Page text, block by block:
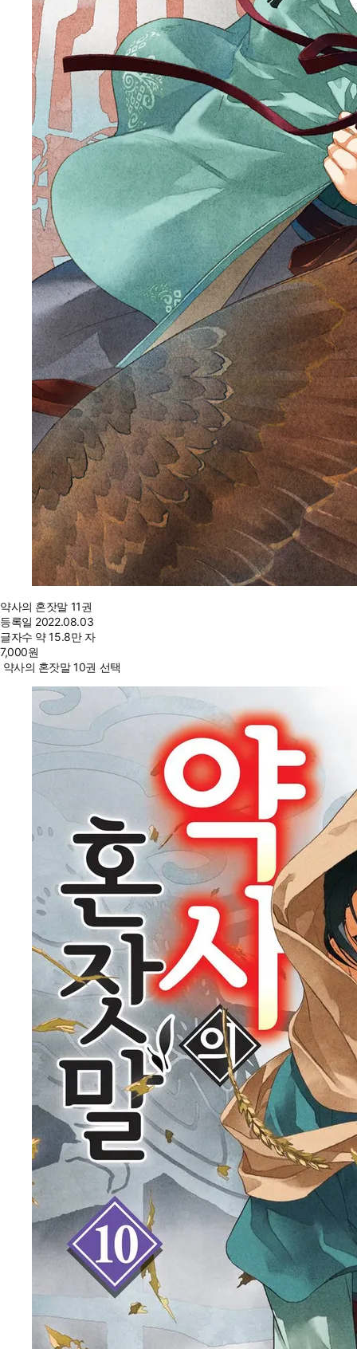
약사의 혼잣말 11권
등록일 2022.08.03
글자수 약 15.8만 자
7,000원
약사의 혼잣말 10권 선택